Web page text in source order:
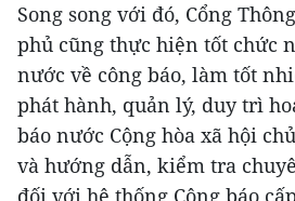
Song song với đó, Cổng
phủ cũng thực hiện tốt chức
nước về công báo, làm tốt
phát hành, quản lý, duy trì
báo nước Cộng hòa xã hội
và hướng dẫn, kiểm tra